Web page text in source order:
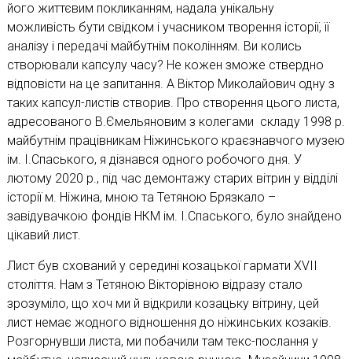
його життєвим покликанням, надала унікальну
можливість бути свідком і учасником творення історії, її
аналізу і передачі майбутнім поколінням. Ви колись
створювали капсулу часу? Не кожен зможе ствердно
відповісти на це запитання. А Віктор Миколайович одну з
таких капсул-листів створив. Про створення цього листа,
адресованого В.Ємельяновим з колегами складу 1998 р.
майбутнім працівникам Ніжинського краєзнавчого музею
ім. І.Спаського, я дізнався одного робочого дня. У
лютому 2020 р., під час демонтажу старих вітрин у відділі
історії м. Ніжина, мною та Тетяною Брязкало –
завідувачкою фондів НКМ ім. І.Спаського, було знайдено
цікавий лист.
Лист був схований у середині козацької гармати XVII
століття. Нам з Тетяною Вікторівною відразу стало
зрозуміло, що хоч ми й відкрили козацьку вітрину, цей
лист немає жодного відношення до ніжинських козаків.
Розгорнувши листа, ми побачили там текс-послання у